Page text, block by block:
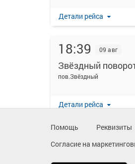
Детали рейса
18:39 09 авг
Звёздный
пов.Звёздный
Детали рейса
Помощь Реквизиты
Согласие на